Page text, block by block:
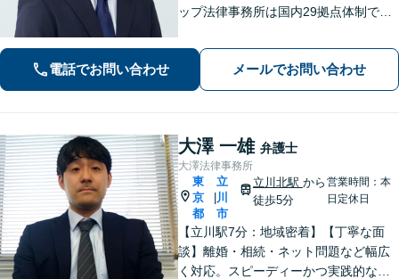
ップ法律事務所は国内29拠点体制で全
対応(法律相談は完全予約制)】各分野で
専門性の高い弁護士が寄り添い解決を
サポートします。
電話でお問い合わせ メールでお問い合わせ
大澤 一雄 弁護士
大澤法律事務所
東
京
都
立
川
市
立川北駅 から
徒歩5分
営業時間：本
日定休日
【立川駅7分：地域密着】【丁寧な面
談】離婚・相続・ネット問題など幅広
く対応。スピーディーかつ実践的なア